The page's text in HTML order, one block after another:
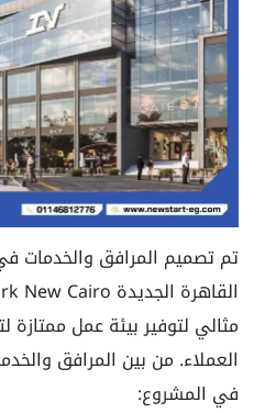
تم تصميم المرافق والخدمات
القاهرة الجديدة
مثالي لتوفير بيئة عمل ممتازة
العملاء. من بين المرافق
في المشروع: